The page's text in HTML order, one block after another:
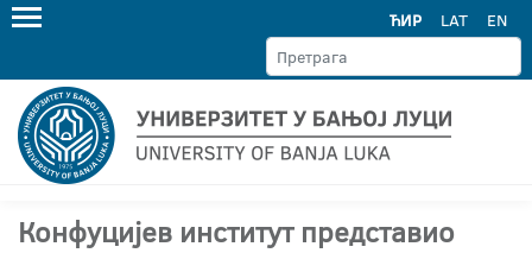
ЋИР LAT EN
Конфуцијев институт представио